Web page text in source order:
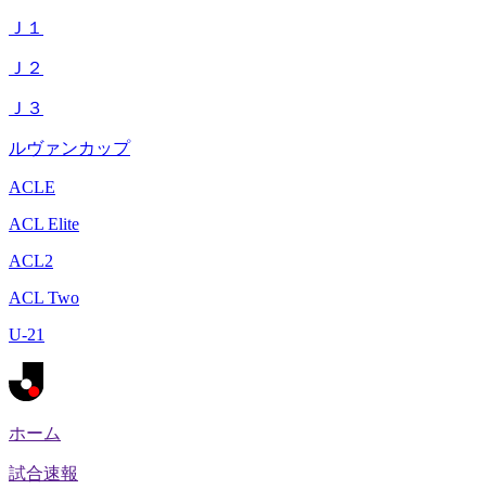
Ｊ１
Ｊ２
Ｊ３
ルヴァンカップ
ACLE
ACL Elite
ACL2
ACL Two
U-21
ホーム
試合速報